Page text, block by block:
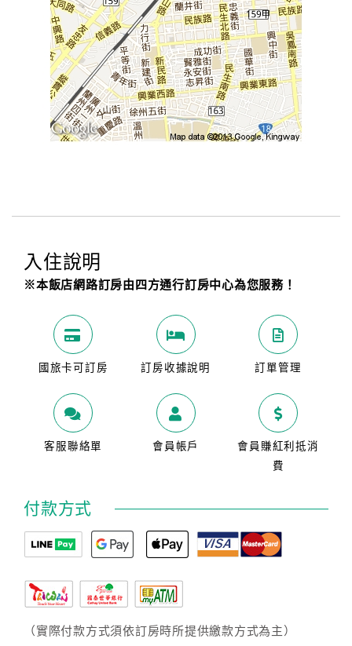
入住說明
※本飯店網路訂房由四方通行訂房中心為您服務！
國旅卡可訂房 訂房收據說明 訂單管理
客服聯絡單 會員帳戶
會員賺紅利抵消
費
付款方式
（實際付款方式須依訂房時所提供繳款方式為主）